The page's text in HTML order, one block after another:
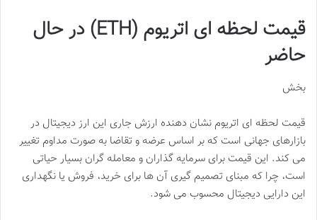
قیمت لحظه ای اتریوم (ETH) در حال
حاضر
بخش
قیمت لحظه ای اتریوم نشان دهنده ارزش جاری این ارز دیجیتال در
بازارهای جهانی است که بر اساس عرضه و تقاضا به صورت مداوم تغییر
می کند. این قیمت برای سرمایه گذاران و معامله گران بسیار حیاتی
است، چرا که مبنای تصمیم گیری آن ها برای خرید، فروش یا نگهداری
این دارایی دیجیتال محسوب می شود.